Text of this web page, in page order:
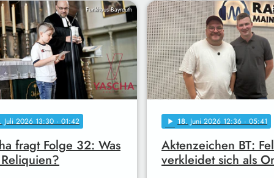
Funkhaus Bayreuth
. Juli 2026 13:30 · 01:42
fragt Folge 32: Was
play_arrow 18. Juni 2026 12:36 · 05:41
Aktenzeichen BT:
verkleidet sich als